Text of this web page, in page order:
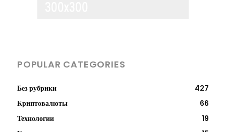
POPULAR CATEGORIES
Без рубрики
427
Криптовалюты
66
Технологии
19